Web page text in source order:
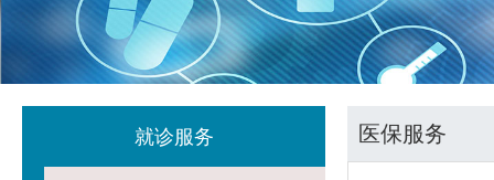
就诊服务 医保服务